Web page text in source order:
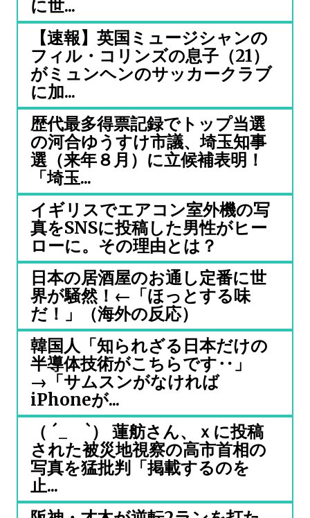
に世...
【速報】英国ミュージシャンの
フィル・コリンズの息子（21）
がミュンヘンのサッカークラブ
に加...
歴代最多得票記録でトップ当選
の河合ゆうすけ市議、埼玉知事
選（来年８月）に立候補表明！
「埼玉...
イギリスでエアコン室外機の写
真をSNSに投稿した男性がヒー
ローに。その理由とは？
日本の居酒屋のお通し定番に世
界が騒然！←「ほっとする味
だ！」（海外の反応）
韓国人「知られざる日本だけの
半導体技術がこちらです‥」
→「サムスンがなければ
iPhoneが...
（ ´_ゝ`） 蓮舫さん、ｘに投稿
された被災地視察の高市首相の
写真を猛批判「掲載するのを
止...